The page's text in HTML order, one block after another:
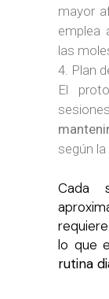
mayor
emplea
las
Plan
El
según la
Cada
lo que
rutina